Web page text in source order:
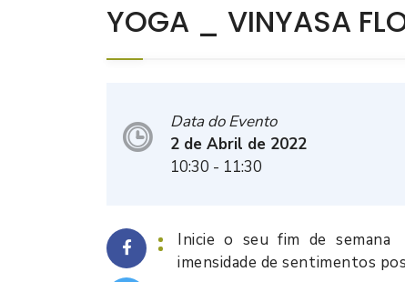
YOGA _ VINYASA
Data do Evento
2 de Abril de 2022
10:30 - 11:30
Inicie o seu fim de semana
imensidade de sentimentos